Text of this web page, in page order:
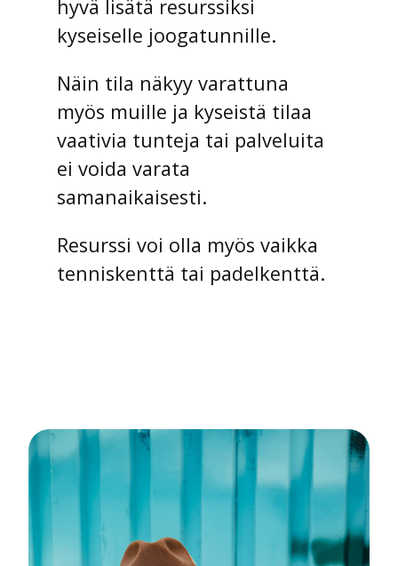
hyvä lisätä resurssiksi
kyseiselle joogatunnille.
Näin tila näkyy varattuna
myös muille ja kyseistä tilaa
vaativia tunteja tai palveluita
ei voida varata
samanaikaisesti.
Resurssi voi olla myös vaikka
tenniskenttä tai padelkenttä.